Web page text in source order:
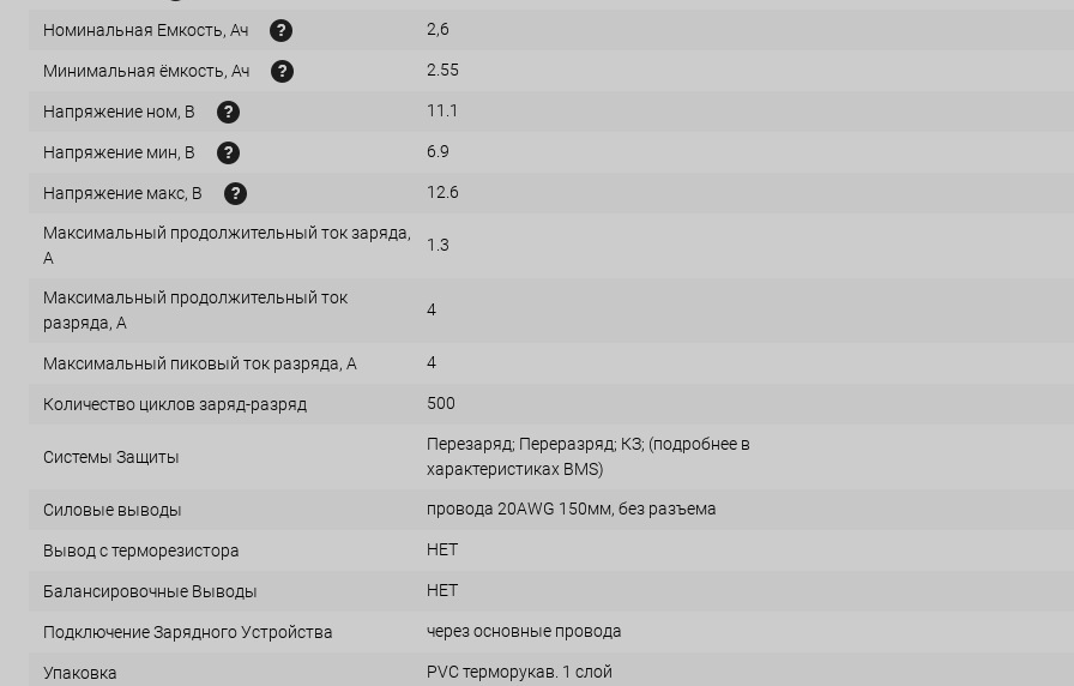
Номинальная Емкость, Ач 2,6
Минимальная ёмкость, Ач 2.55
Напряжение ном, В 11.1
Напряжение мин, В 6.9
Напряжение макс, В 12.6
Максимальный продолжительный ток заряда,
А
1.3
Максимальный продолжительный ток
разряда, А
4
Максимальный пиковый ток разряда, А 4
Количество циклов заряд-разряд 500
Системы Защиты
Перезаряд; Переразряд; КЗ; (подробнее в
характеристиках BMS)
Силовые выводы провода 20AWG 150мм, без разъема
Вывод с терморезистора НЕТ
Балансировочные Выводы НЕТ
Подключение Зарядного Устройства через основные провода
Упаковка PVC терморукав. 1 слой